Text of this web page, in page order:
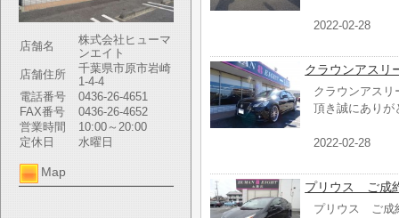
店舗名
株式会社ヒューマ
ンエイト
店舗住所
千葉県市原市岩崎
1-4-4
電話番号
0436-26-4651
FAX番号
0436-26-4652
営業時間
10:00～20:00
定休日
水曜日
Map
2022-02-28
クラウンアス
クラウンアス
頂き誠にありが
2022-02-28
プリウス ご成
プリウス ご成